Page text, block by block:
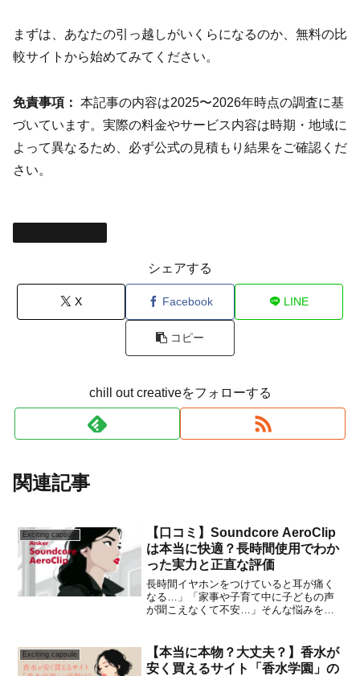
まずは、あなたの引っ越しがいくらになるのか、無料の比
較サイトから始めてみてください。
免責事項： 本記事の内容は2025〜2026年時点の調査に基
づいています。実際の料金やサービス内容は時期・地域に
よって異なるため、必ず公式の見積もり結果をご確認くだ
さい。
シェアする
X Facebook LINE
コピー
chill out creativeをフォローする
関連記事
Exciting capsule
【口コミ】Soundcore AeroClip
は本当に快適？長時間使用でわか
った実力と正直な評価
長時間イヤホンをつけていると耳が痛く
なる…」「家事や子育て中に子どもの声
が聞こえなくて不安…」そんな悩みを抱
いなら、Anker Soundcore AeroClipがそ...
Exciting capsule
【本当に本物？大丈夫？】香水が
安く買えるサイト「香水学園」の